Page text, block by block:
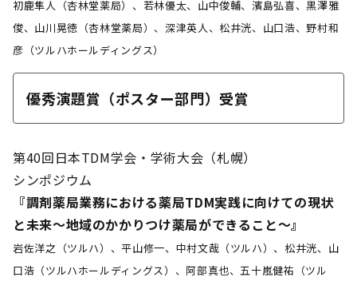
初鹿隼人（杏林堂薬局）、若林優太、山中俊輔、濱島弘喜、黒澤雅
俊、山川晃徳（杏林堂薬局）、深津英人、松井洸、山口浩、野村和
彦（ツルハホールディングス）
優秀演題賞（ポスター部門）受賞
第40回日本TDM学会・学術大会（札幌）
シンポジウム
『調剤薬局業務における薬局TDM実践に向けての現状
と未来～地域のかかりつけ薬局ができること～』
岩佐洋之（ツルハ）、平山修一、中村文哉（ツルハ）、松井洸、山
口浩（ツルハホールディングス）、阿部真也、五十嵐健祐（ツル